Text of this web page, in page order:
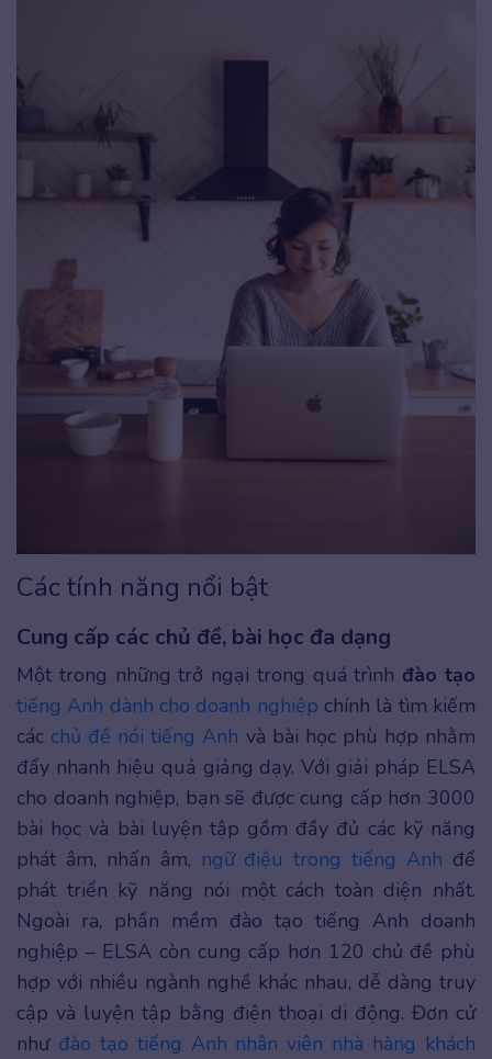
Các tính năng nổi bật
Cung cấp các chủ đề, bài học đa dạng
Một trong những trở ngại trong quá trình đào tạo
tiếng Anh dành cho doanh nghiệp chính là tìm kiếm
các chủ đề nói tiếng Anh và bài học phù hợp nhằm
đẩy nhanh hiệu quả giảng dạy. Với giải pháp ELSA
cho doanh nghiệp, bạn sẽ được cung cấp hơn 3000
bài học và bài luyện tập gồm đầy đủ các kỹ năng
phát âm, nhấn âm, ngữ điệu trong tiếng Anh để
phát triển kỹ năng nói một cách toàn diện nhất.
Ngoài ra, phần mềm đào tạo tiếng Anh doanh
nghiệp – ELSA còn cung cấp hơn 120 chủ đề phù
hợp với nhiều ngành nghề khác nhau, dễ dàng truy
cập và luyện tập bằng điện thoại di động. Đơn cử
như đào tạo tiếng Anh nhân viên nhà hàng khách